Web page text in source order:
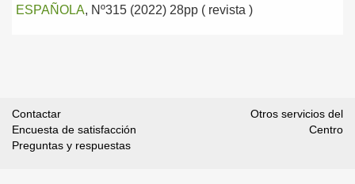
ESPAÑOLA, Nº315 (2022) 28pp ( revista )
Contactar
Encuesta de satisfacción
Preguntas y respuestas
Otros servicios del
Centro